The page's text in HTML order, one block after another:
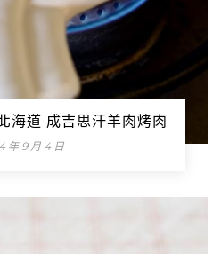
海道 成吉思汗羊肉烤肉
年 9 月 4 日